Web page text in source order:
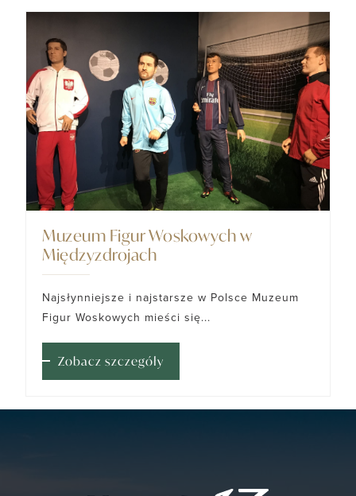
Muzeum Figur Woskowych w
Międzyzdrojach
Najsłynniejsze i najstarsze w Polsce Muzeum
Figur Woskowych mieści się...
Zobacz szczegóły